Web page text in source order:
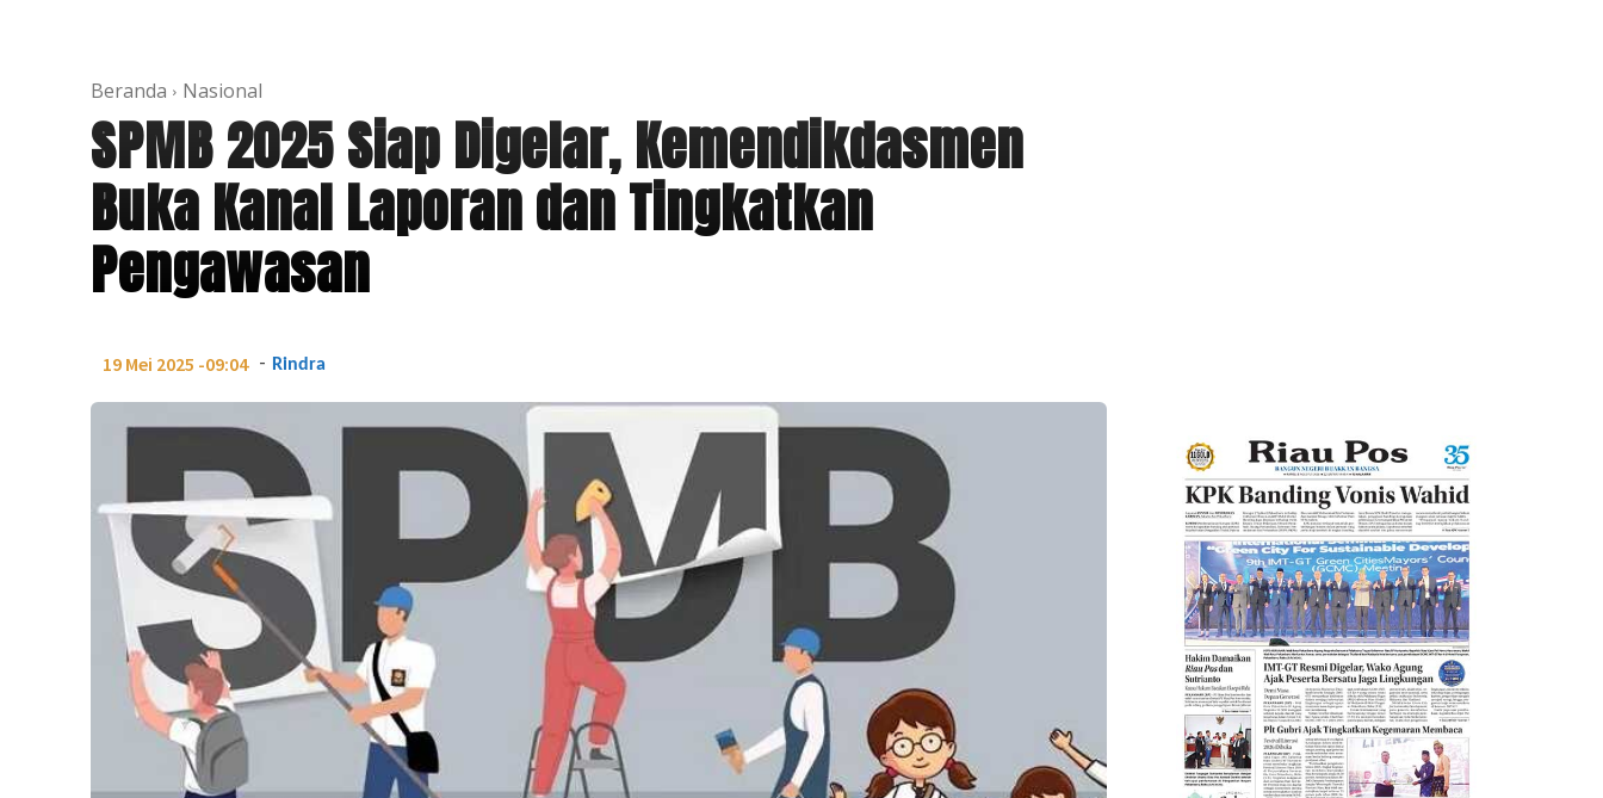
Beranda Nasional
SPMB 2025 Siap Digelar, Kemendikdasmen
Buka Kanal Laporan dan Tingkatkan
Pengawasan
19 Mei 2025 -09:04 - Rindra